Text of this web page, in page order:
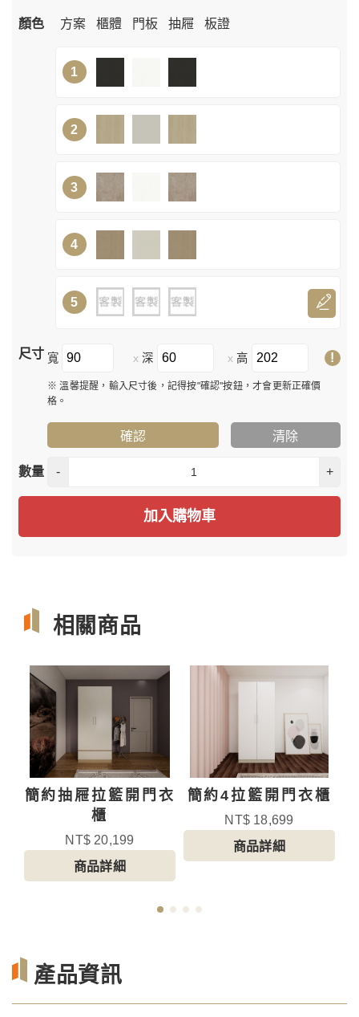
顏色 方案 櫃體 門板 抽屜 板證
1
2
3
4
5
尺寸 寬 x 深 x 高 !
※ 溫馨提醒，輸入尺寸後，記得按"確認"按鈕，才會更新正確價
格。
確認 清除
數量 - +
加入購物車
相關商品
簡約抽屜拉籃開門衣
櫃
NT$ 20,199
商品詳細
簡約4拉籃開門衣櫃
NT$ 18,699
商品詳細
產品資訊